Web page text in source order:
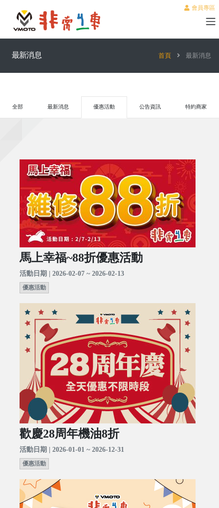
會員專區
最新消息 首頁 最新消息
全部 最新消息 優惠活動 公告資訊 特約商家
馬上幸福~88折優惠活動
活動日期 | 2026-02-07 ~ 2026-02-13
優惠活動
歡慶28周年機油8折
活動日期 | 2026-01-01 ~ 2026-12-31
優惠活動